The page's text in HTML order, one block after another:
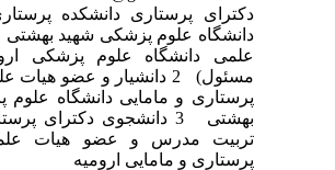
دکترای پرستاری دانشکده
دانشگاه علوم پزشکی شهید بهشتی
علمی دانشگاه علوم پزشکی
مسئول) 2 دانشیار و عضو هیات
پرستاری و مامایی دانشگاه علوم
بهشتی 3 دانشجوی دکترای
تربیت مدرس و عضو هیات
پرستاری و مامایی ارومیه